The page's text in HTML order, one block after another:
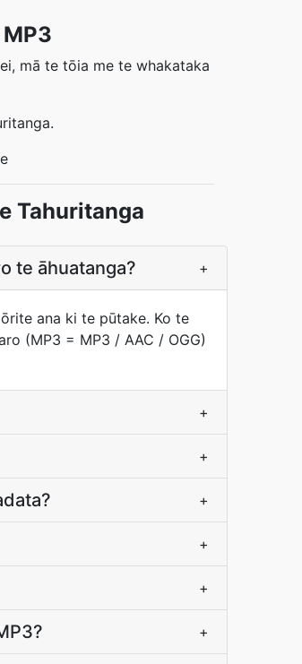
mā te tōia me te whakataka
Tahuritanga
te āhuatanga? +
ana ki te pūtake. Ko te
(MP3 = MP3 / AAC / OGG)
+
+
+
+
+
+